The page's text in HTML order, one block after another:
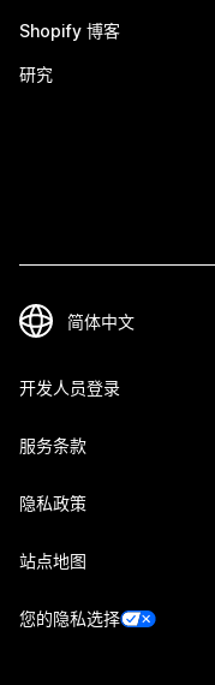
Shopify 博客
研究
开发人员登录
服务条款
隐私政策
站点地图
您的隐私选择